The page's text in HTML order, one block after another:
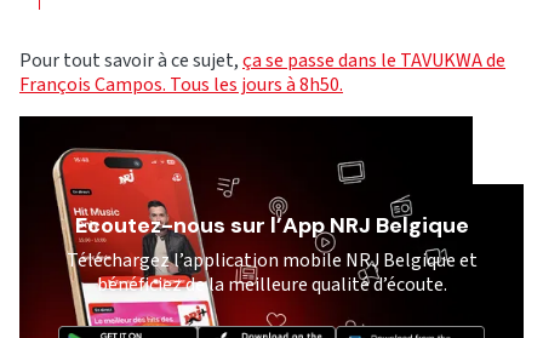
Pour tout savoir à ce sujet,ça se passe dans le TAVUKWA de
François Campos. Tous les jours à 8h50.
Ecoutez-nous sur l’App NRJ Belgique
Téléchargez l’application mobile NRJ Belgique et
bénéficiez de la meilleure qualité d’écoute.